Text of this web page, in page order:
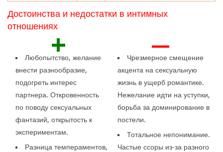
Достоинства и недостатки в интимных
отношениях
+
Любопытство, желание
внести разнообразие,
подогреть интерес
партнера. Откровенность
по поводу сексуальных
фантазий, открытость к
экспериментам.
Разница темпераментов,
—
Чрезмерное смещение
акцента на сексуальную
жизнь в ущерб романтике.
Нежелание идти на уступки,
борьба за доминирование в
постели.
Тотальное непонимание.
Частые ссоры из-за разного